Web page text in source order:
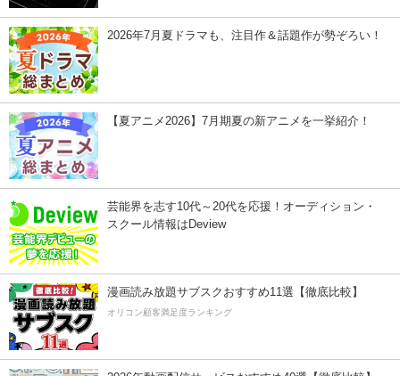
2026年7月夏ドラマも、注目作＆話題作が勢ぞろい！
【夏アニメ2026】7月期夏の新アニメを一挙紹介！
芸能界を志す10代～20代を応援！オーディション・
スクール情報はDeview
漫画読み放題サブスクおすすめ11選【徹底比較】
オリコン顧客満足度ランキング